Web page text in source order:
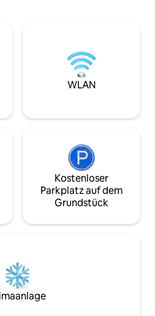
den Fjord und
sowie
Ideal für
von Ålesund und
einschließlich
Ona, Runde und
WLAN
Kostenloser
Parkplatz auf dem
Grundstück